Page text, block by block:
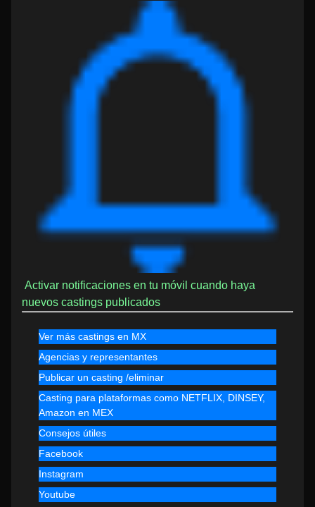
Activar notificaciones en tu móvil cuando haya
nuevos castings publicados
Ver más castings en MX
Agencias y representantes
Publicar un casting /eliminar
Casting para plataformas como NETFLIX, DINSEY,
Amazon en MEX
Consejos útiles
Facebook
Instagram
Youtube